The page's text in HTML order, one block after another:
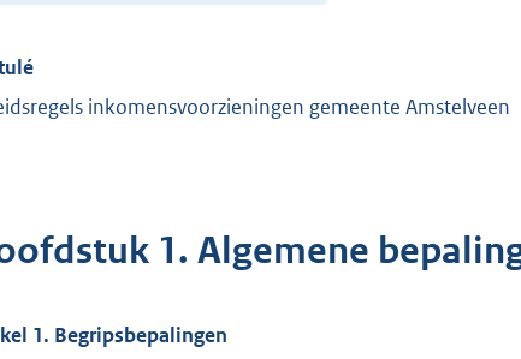
inkomensvoorzieningen gemeente Amstelveen
1. Algemene
1. Begripsbepalingen